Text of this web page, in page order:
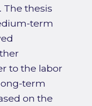
The thesis
term
to the labor
term
on the